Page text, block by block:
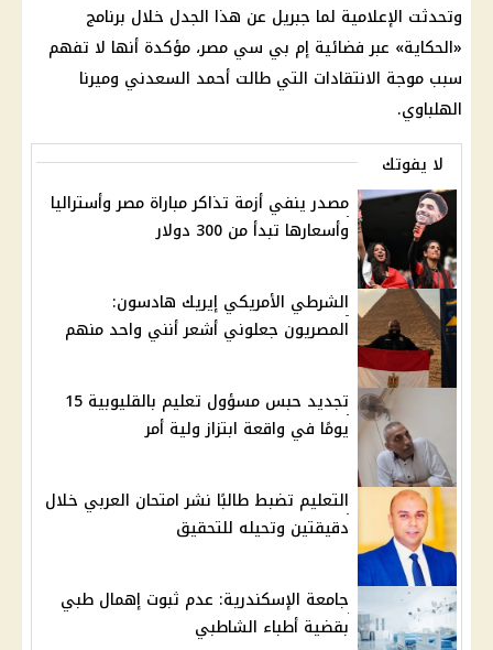
وتحدثت الإعلامية لما جبريل عن هذا الجدل خلال برنامج
«الحكاية» عبر فضائية إم بي سي مصر، مؤكدة أنها لا تفهم
سبب موجة الانتقادات التي طالت أحمد السعدني وميرنا
الهلباوي.
لا يفوتك
مصدر ينفي أزمة تذاكر مباراة مصر وأستراليا
وأسعارها تبدأ من 300 دولار
الشرطي الأمريكي إيريك هادسون:
المصريون جعلوني أشعر أنني واحد منهم
تجديد حبس مسؤول تعليم بالقليوبية 15
يومًا في واقعة ابتزاز ولية أمر
التعليم تضبط طالبًا نشر امتحان العربي خلال
دقيقتين وتحيله للتحقيق
جامعة الإسكندرية: عدم ثبوت إهمال طبي
بقضية أطباء الشاطبي